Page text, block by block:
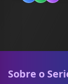
Sobre o